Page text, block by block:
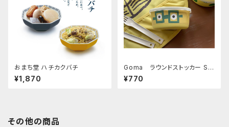
おまち堂 ハチカクバチ
¥1,870
Goma ラウンドストッカー S
(Glasses)
¥770
その他の商品